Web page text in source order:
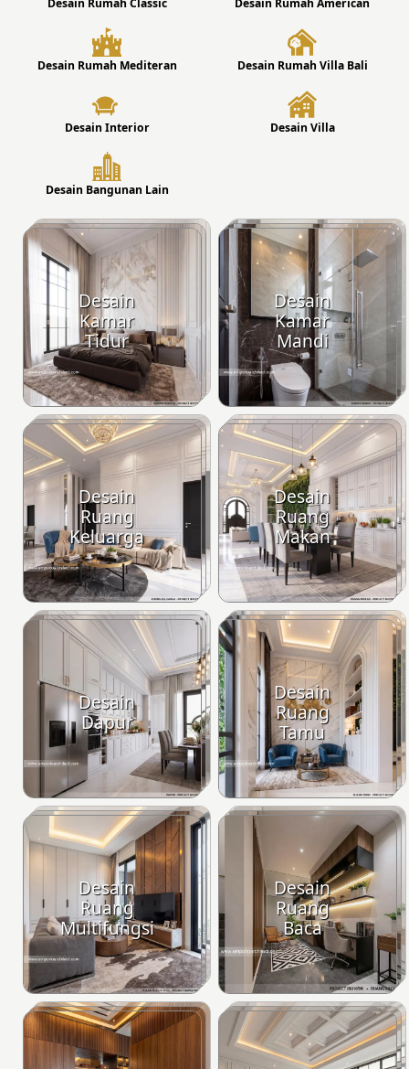
Desain Rumah Classic Desain Rumah American
Desain Rumah Mediteran Desain Rumah Villa Bali
Desain Interior Desain Villa
Desain Bangunan Lain
Desain
Kamar
Tidur
Desain
Kamar
Mandi
Desain
Ruang
Keluarga
Desain
Ruang
Makan
Desain
Dapur
Desain
Ruang
Tamu
Desain
Ruang
Multifungsi
Desain
Ruang
Baca